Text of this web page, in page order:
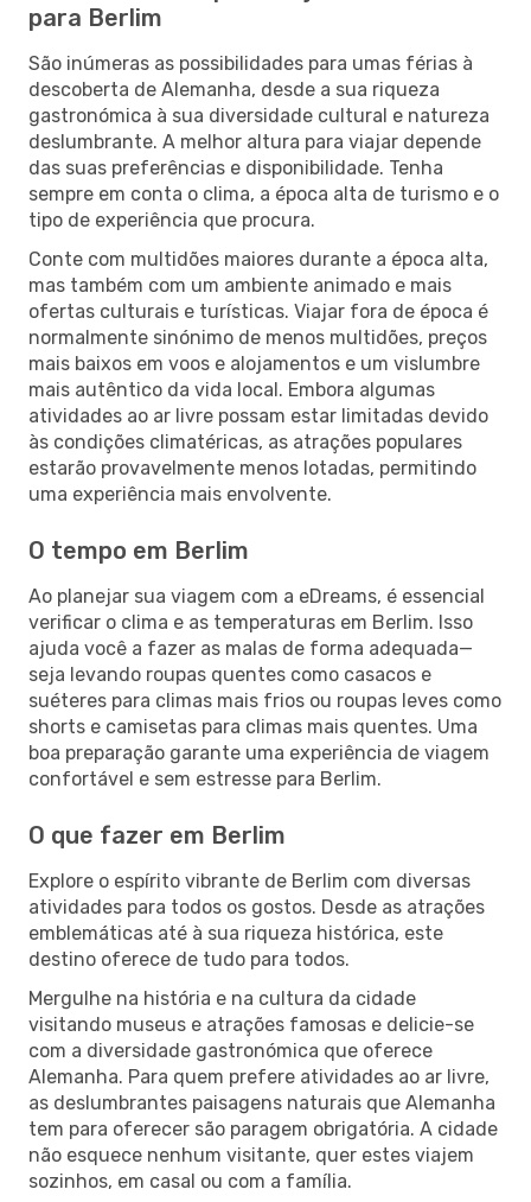
para Berlim
São inúmeras as possibilidades para umas férias à
descoberta de Alemanha, desde a sua riqueza
gastronómica à sua diversidade cultural e natureza
deslumbrante. A melhor altura para viajar depende
das suas preferências e disponibilidade. Tenha
sempre em conta o clima, a época alta de turismo e o
tipo de experiência que procura.
Conte com multidões maiores durante a época alta,
mas também com um ambiente animado e mais
ofertas culturais e turísticas. Viajar fora de época é
normalmente sinónimo de menos multidões, preços
mais baixos em voos e alojamentos e um vislumbre
mais autêntico da vida local. Embora algumas
atividades ao ar livre possam estar limitadas devido
às condições climatéricas, as atrações populares
estarão provavelmente menos lotadas, permitindo
uma experiência mais envolvente.
O tempo em Berlim
Ao planejar sua viagem com a eDreams, é essencial
verificar o clima e as temperaturas em Berlim. Isso
ajuda você a fazer as malas de forma adequada—
seja levando roupas quentes como casacos e
suéteres para climas mais frios ou roupas leves como
shorts e camisetas para climas mais quentes. Uma
boa preparação garante uma experiência de viagem
confortável e sem estresse para Berlim.
O que fazer em Berlim
Explore o espírito vibrante de Berlim com diversas
atividades para todos os gostos. Desde as atrações
emblemáticas até à sua riqueza histórica, este
destino oferece de tudo para todos.
Mergulhe na história e na cultura da cidade
visitando museus e atrações famosas e delicie-se
com a diversidade gastronómica que oferece
Alemanha. Para quem prefere atividades ao ar livre,
as deslumbrantes paisagens naturais que Alemanha
tem para oferecer são paragem obrigatória. A cidade
não esquece nenhum visitante, quer estes viajem
sozinhos, em casal ou com a família.